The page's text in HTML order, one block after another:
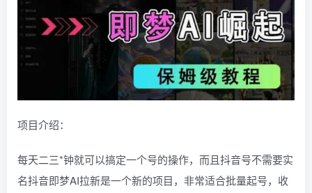
项目介绍：
每天二三*钟就可以搞定一个号的操作，而且抖音号不需要实
名抖音即梦AI拉新是一个新的项目，非常适合批量起号，收